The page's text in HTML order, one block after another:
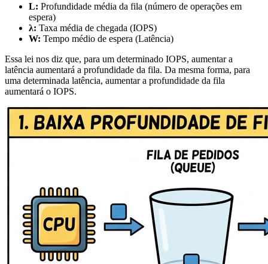
L: Profundidade média da fila (número de operações em
espera)
λ: Taxa média de chegada (IOPS)
W: Tempo médio de espera (Latência)
Essa lei nos diz que, para um determinado IOPS, aumentar a
latência aumentará a profundidade da fila. Da mesma forma, para
uma determinada latência, aumentar a profundidade da fila
aumentará o IOPS.